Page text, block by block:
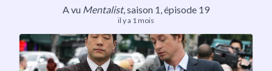
A vu Mentalist,saison 1, épisode 19
il y a 1 mois